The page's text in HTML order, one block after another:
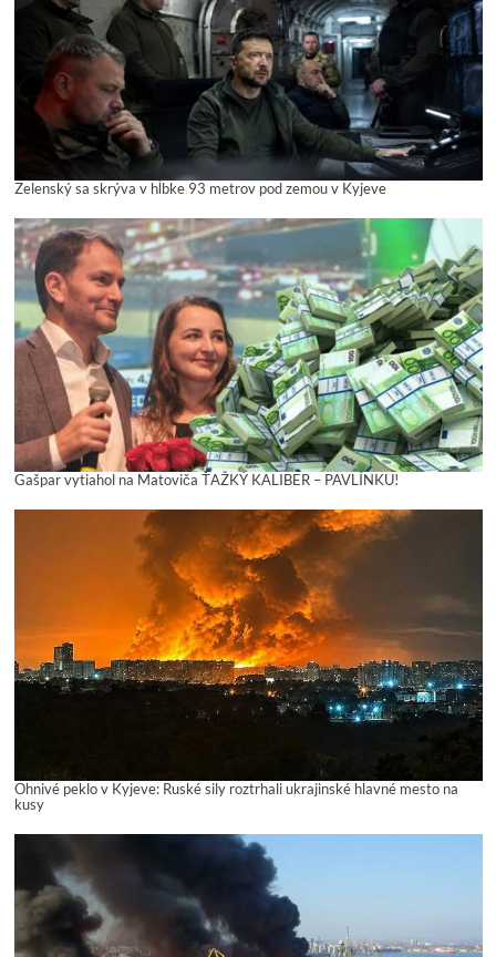
Zelenský sa skrýva v hĺbke 93 metrov pod zemou v Kyjeve
Gašpar vytiahol na Matoviča ŤAŽKÝ KALIBER – PAVLÍNKU!
Ohnivé peklo v Kyjeve: Ruské sily roztrhali ukrajinské hlavné mesto na
kusy